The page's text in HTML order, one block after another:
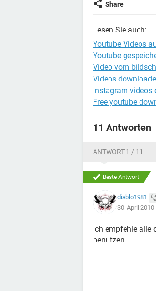
Share
Lesen Sie auch:
Youtube Videos
Youtube
Video vom
Videos
Instagram videos
Free youtube
11 Antworten
ANTWORT 1 / 11
Beste Antwort
diablo1981
30. April 2010
Ich empfehle alle
benutzen...........